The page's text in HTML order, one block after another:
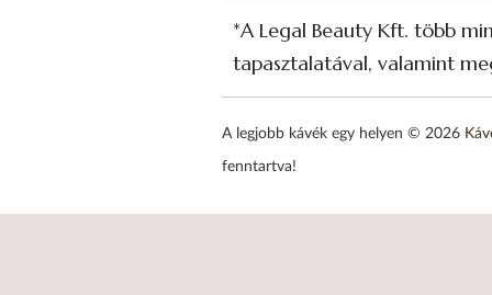
*A Legal Beauty Kft. több
tapasztalatával, valamint
A legjobb kávék egy helyen © 2026
fenntartva!